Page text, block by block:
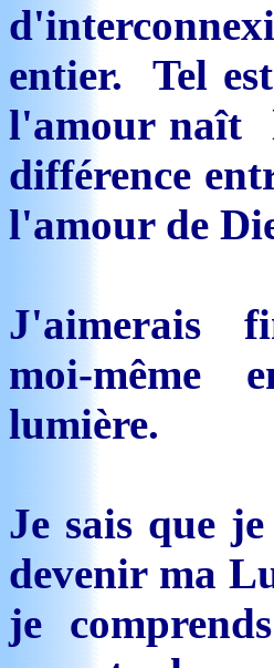
entier. Tel
l'amour naît
différence
l'amour de
J'aimerais
moi-même
lumière.
Je sais que
devenir ma
je